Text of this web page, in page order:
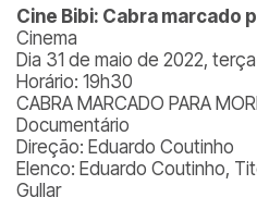
Cine Bibi: Cabra marcado
Cinema
Dia 31 de maio de 2022,
Horário: 19h30
CABRA MARCADO PARA
Documentário
Direção: Eduardo Coutinho
Elenco: Eduardo Coutinho,
Gullar